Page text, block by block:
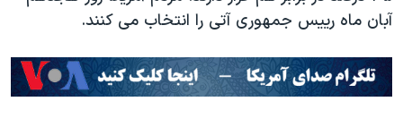
آبان ماه رییس جمهوری آتی را انتخاب می کنند.